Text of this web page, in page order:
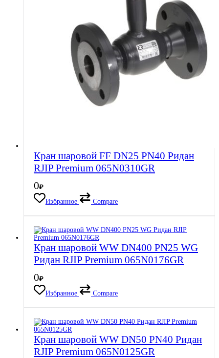
Кран шаровой FF DN25 PN40 Ридан
RJIP Premium 065N0310GR
0₽
Избранное
Compare
Кран шаровой WW DN400 PN25 WG
Ридан RJIP Premium 065N0176GR
0₽
Избранное
Compare
Кран шаровой WW DN50 PN40 Ридан
RJIP Premium 065N0125GR